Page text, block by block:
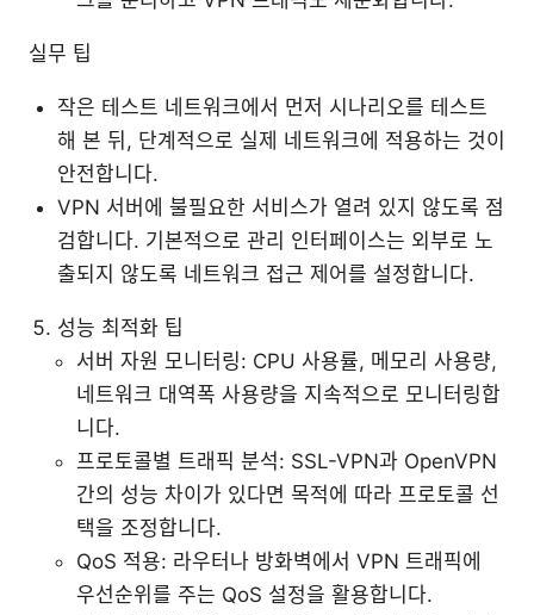
실무 팁
작은 테스트 네트워크에서 먼저 시나리오를 테스트
해 본 뒤, 단계적으로 실제 네트워크에 적용하는 것이
안전합니다.
VPN 서버에 불필요한 서비스가 열려 있지 않도록 점
검합니다. 기본적으로 관리 인터페이스는 외부로 노
출되지 않도록 네트워크 접근 제어를 설정합니다.
성능 최적화 팁
서버 자원 모니터링: CPU 사용률, 메모리 사용량,
네트워크 대역폭 사용량을 지속적으로 모니터링합
니다.
프로토콜별 트래픽 분석: SSL-VPN과 OpenVPN
간의 성능 차이가 있다면 목적에 따라 프로토콜 선
택을 조정합니다.
QoS 적용: 라우터나 방화벽에서 VPN 트래픽에
우선순위를 주는 QoS 설정을 활용합니다.